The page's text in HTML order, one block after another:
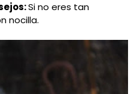
Si no eres tan
nocilla.